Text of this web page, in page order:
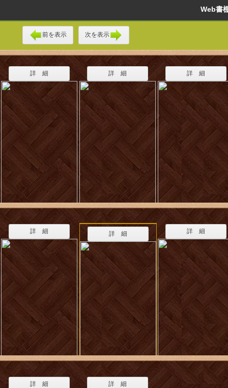
Web
前を表示 次を表示
詳 細 詳 細 詳 細
詳 細 詳 細 詳 細
詳 細 詳 細